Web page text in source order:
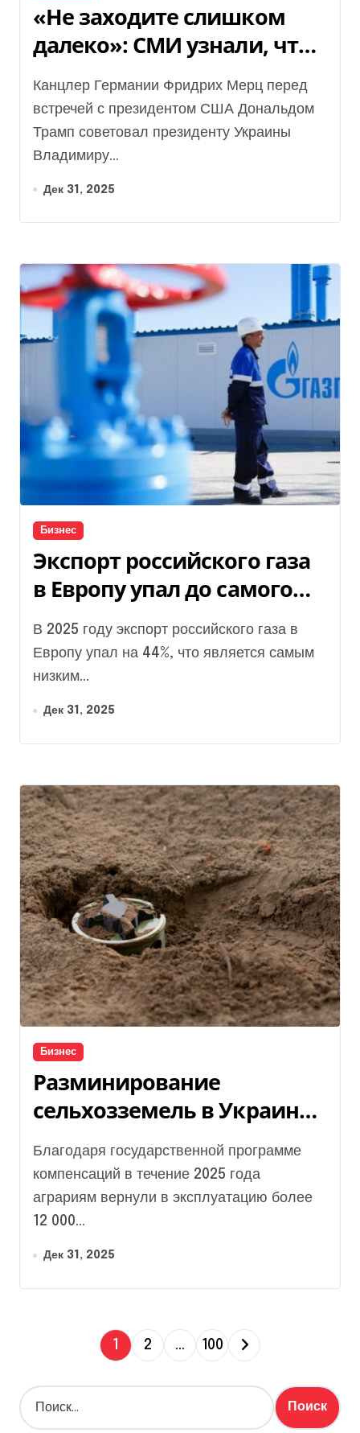
«Не заходите слишком
далеко»: СМИ узнали, что
лидеры ЕС советовали
Зеленскому перед
встречей с Трампом
Канцлер Германии Фридрих Мерц перед
встречей с президентом США Дональдом
Трамп советовал президенту Украины
Владимиру...
Дек 31, 2025
Бизнес
Экспорт российского газа
в Европу упал до самого
низкого уровня с 1970-х
годов
В 2025 году экспорт российского газа в
Европу упал на 44%, что является самым
низким...
Дек 31, 2025
Бизнес
Разминирование
сельхозземель в Украине
2025: очищено более 12000
гектаров
Благодаря государственной программе
компенсаций в течение 2025 года
аграриям вернули в эксплуатацию более
12 000...
Дек 31, 2025
П
а
1 2 … 100
Н
а